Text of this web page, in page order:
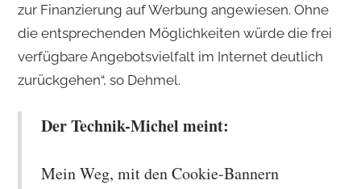
zur Finanzierung auf Werbung angewiesen. Ohne
die entsprechenden Möglichkeiten würde die frei
verfügbare Angebotsvielfalt im Internet deutlich
zurückgehen“, so Dehmel.
Der Technik-Michel meint:
Mein Weg, mit den Cookie-Bannern